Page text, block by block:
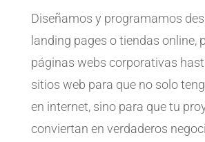
Diseñamos y programamos
landing pages o tiendas online,
páginas webs corporativas
sitios web para que no solo
en internet, sino para que tu
conviertan en verdaderos